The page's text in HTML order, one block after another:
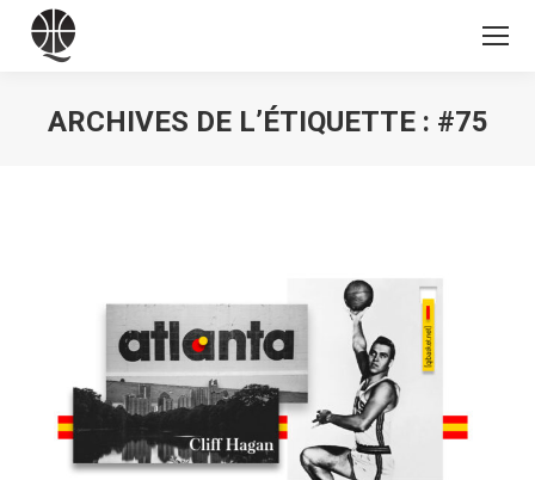
ARCHIVES DE L’ÉTIQUETTE : #75